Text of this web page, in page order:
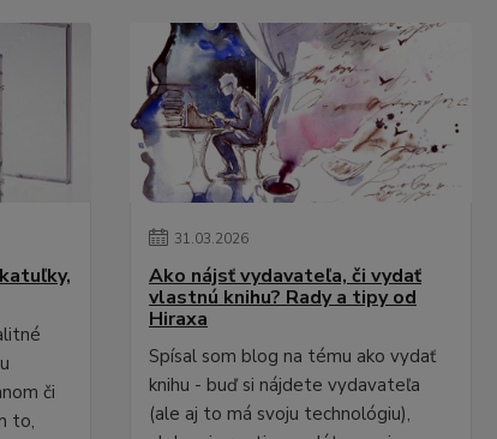
či
to,
31.03.2026
Ako nájsť vydavateľa, či vydať
vlastnú knihu? Rady a tipy od
Hiraxa
Spísal som blog na tému ako vydať
knihu - buď si nájdete vydavateľa
(ale aj to má svoju technológiu),